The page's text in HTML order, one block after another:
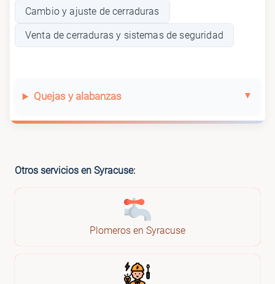
Cambio y ajuste de cerraduras
Venta de cerraduras y sistemas de seguridad
Quejas y alabanzas
Otros servicios en Syracuse:
Plomeros en Syracuse